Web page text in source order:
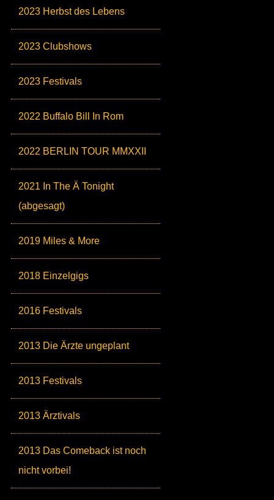
2023 Herbst des Lebens
2023 Clubshows
2023 Festivals
2022 Buffalo Bill In Rom
2022 BERLIN TOUR MMXXII
2021 In The Ä Tonight
(abgesagt)
2019 Miles & More
2018 Einzelgigs
2016 Festivals
2013 Die Ärzte ungeplant
2013 Festivals
2013 Ärztivals
2013 Das Comeback ist noch
nicht vorbei!